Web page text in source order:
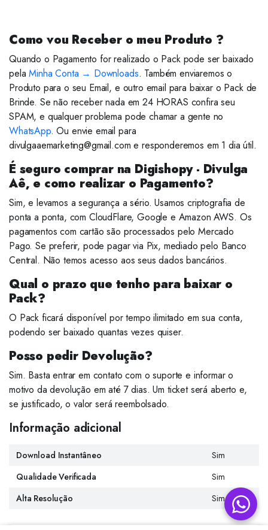
Como vou Receber o meu Produto ?
Quando o Pagamento for realizado o Pack pode ser baixado
pelaMinha Conta → Downloads. Também enviaremos o
Produto para o seu Email, e outro email para baixar o Pack de
Brinde. Se não receber nada em 24 HORAS confira seu
SPAM, e qualquer problema pode chamar a gente no
WhatsApp. Ou envie email para
divulgaaemarketing@gmail.com e responderemos em 1 dia útil.
É seguro comprar na Digishopy - Divulga
Aê, e como realizar o Pagamento?
Sim, e levamos a segurança a sério. Usamos criptografia de
ponta a ponta, com CloudFlare, Google e Amazon AWS. Os
pagamentos com cartão são processados pelo Mercado
Pago. Se preferir, pode pagar via Pix, mediado pelo Banco
Central. Não temos acesso aos seus dados bancários.
Qual o prazo que tenho para baixar o
Pack?
O Pack ficará disponível por tempo ilimitado em sua conta,
podendo ser baixado quantas vezes quiser.
Posso pedir Devolução?
Sim. Basta entrar em contato com o suporte e informar o
motivo da devolução em até 7 dias. Um ticket será aberto e,
se justificado, o valor será reembolsado.
Informação adicional
Download Instantâneo
Sim
Qualidade Verificada
Sim
Alta Resolução
Sim